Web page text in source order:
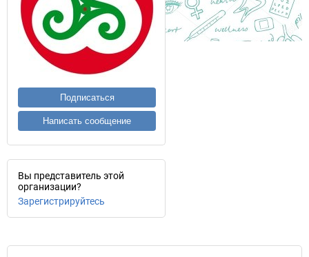
Подписаться
Написать сообщение
Вы представитель этой
организации?
Зарегистрируйтесь